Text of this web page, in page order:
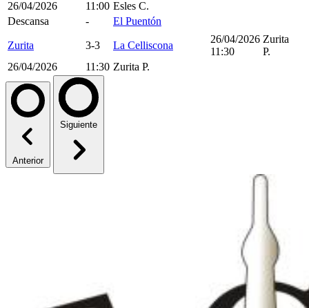
26/04/2026
11:00 Esles C.
Descansa
- El Puentón
Zurita 3-3 La Celliscona
26/04/2026
11:30
Zurita
P.
26/04/2026
11:30 Zurita P.
Anterior
Siguiente